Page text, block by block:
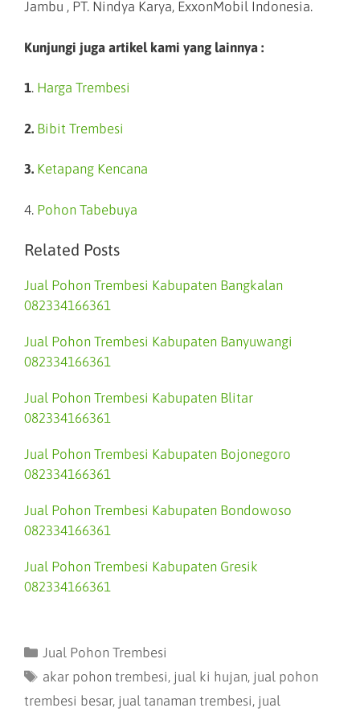
Jambu , PT. Nindya Karya, ExxonMobil Indonesia.
Kunjungi juga artikel kami yang lainnya :
1. Harga Trembesi
2. Bibit Trembesi
3. Ketapang Kencana
4. Pohon Tabebuya
Related Posts
Jual Pohon Trembesi Kabupaten Bangkalan
082334166361
Jual Pohon Trembesi Kabupaten Banyuwangi
082334166361
Jual Pohon Trembesi Kabupaten Blitar
082334166361
Jual Pohon Trembesi Kabupaten Bojonegoro
082334166361
Jual Pohon Trembesi Kabupaten Bondowoso
082334166361
Jual Pohon Trembesi Kabupaten Gresik
082334166361
Jual Pohon Trembesi
akar pohon trembesi, jual ki hujan, jual pohon
trembesi besar, jual tanaman trembesi, jual